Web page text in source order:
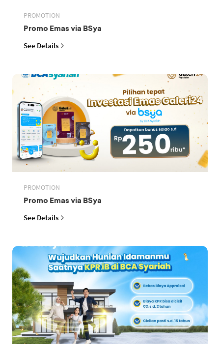
PROMOTION
Promo Emas via BSya
See Details
PROMOTION
Promo Emas via BSya
See Details